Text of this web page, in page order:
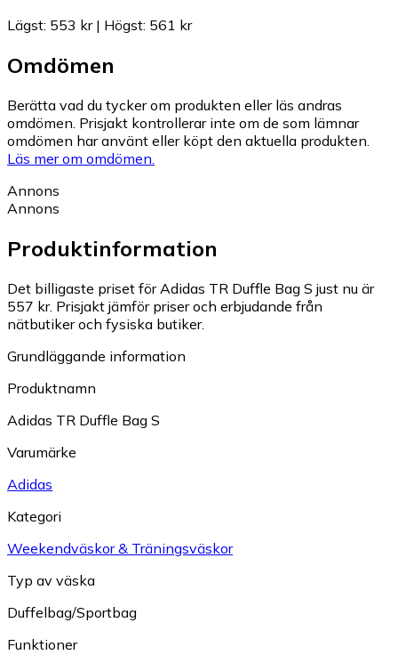
Lägst: 553 kr| Högst: 561 kr
Omdömen
Berätta vad du tycker om produkten eller läs andras
omdömen. Prisjakt kontrollerar inte om de som lämnar
omdömen har använt eller köpt den aktuella produkten.
Läs mer om omdömen.
Annons
Annons
Produktinformation
Det billigaste priset för Adidas TR Duffle Bag S just nu är
557 kr. Prisjakt jämför priser och erbjudande från
nätbutiker och fysiska butiker.
Grundläggande information
Produktnamn
Adidas TR Duffle Bag S
Varumärke
Adidas
Kategori
Weekendväskor & Träningsväskor
Typ av väska
Duffelbag/Sportbag
Funktioner